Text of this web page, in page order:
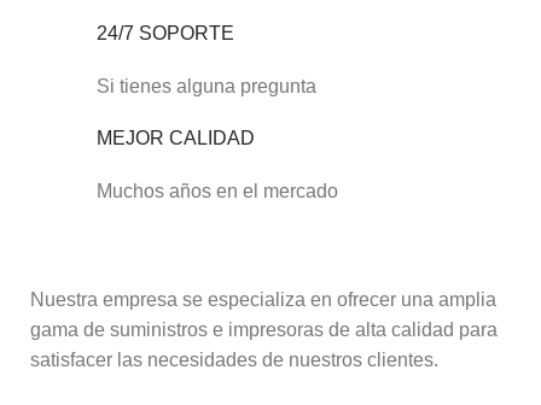
24/7 SOPORTE
Si tienes alguna pregunta
MEJOR CALIDAD
Muchos años en el mercado
Nuestra empresa se especializa en ofrecer una amplia
gama de suministros e impresoras de alta calidad para
satisfacer las necesidades de nuestros clientes.